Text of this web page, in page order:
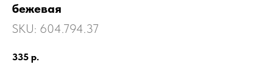
бежевая
SKU: 604.794.37
335 р.